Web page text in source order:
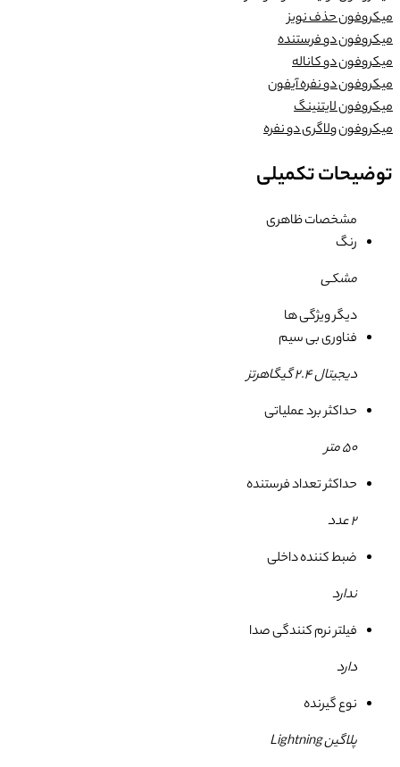
میکروفون حذف نویز
میکروفون دو فرستنده
میکروفون دو کاناله
میکروفون دو نفره آیفون
میکروفون لایتنینگ
میکروفون ولاگری دو نفره
توضیحات تکمیلی
مشخصات ظاهری
رنگ
مشکی
دیگر ویژگی ها
فناوری بی سیم
دیجیتال ۲.۴ گیگاهرتز
حداکثر برد عملیاتی
50 متر
حداکثر تعداد فرستنده
2 عدد
ضبط کننده داخلی
ندارد
فیلتر نرم کنندگی صدا
دارد
نوع گیرنده
پلاگین Lightning